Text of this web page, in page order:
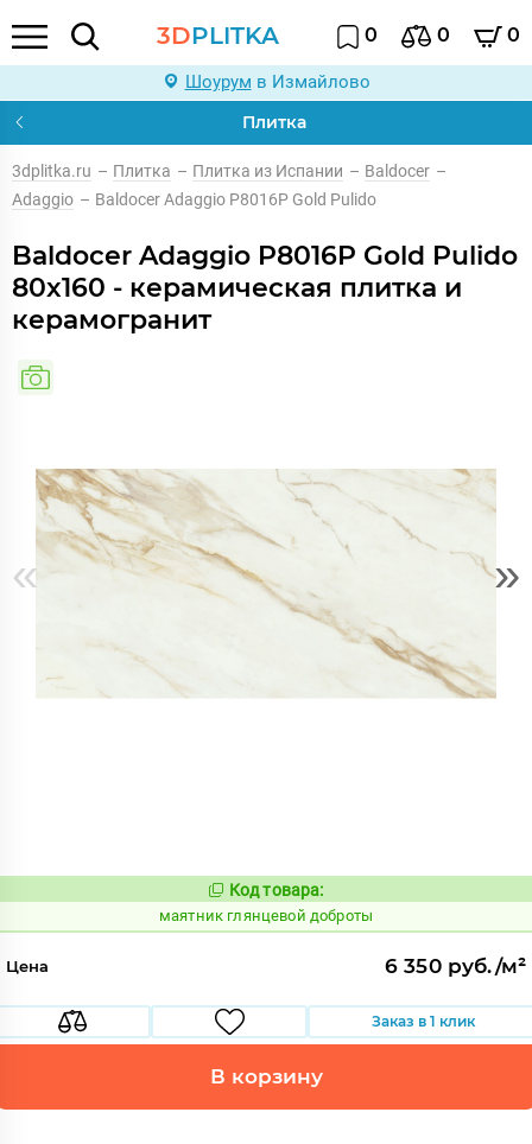
3DPLITKA 0 0 0
Шоурум в Измайлово
Плитка
3dplitka.ru – Плитка – Плитка из Испании – Baldocer –
Adaggio – Baldocer Adaggio P8016P Gold Pulido
Baldocer Adaggio P8016P Gold Pulido
80x160 - керамическая плитка и
керамогранит
« »
Код:
924247
Код товара:
маятник глянцевой доброты
Цена 6 350 руб./м²
Заказ в 1 клик
В корзину